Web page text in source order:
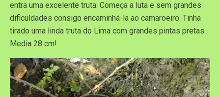
entra uma excelente truta. Começa a luta e sem grandes
dificuldades consigo encaminhá-la ao camaroeiro. Tinha
tirado uma linda truta do Lima com grandes pintas pretas.
Media 28 cm!